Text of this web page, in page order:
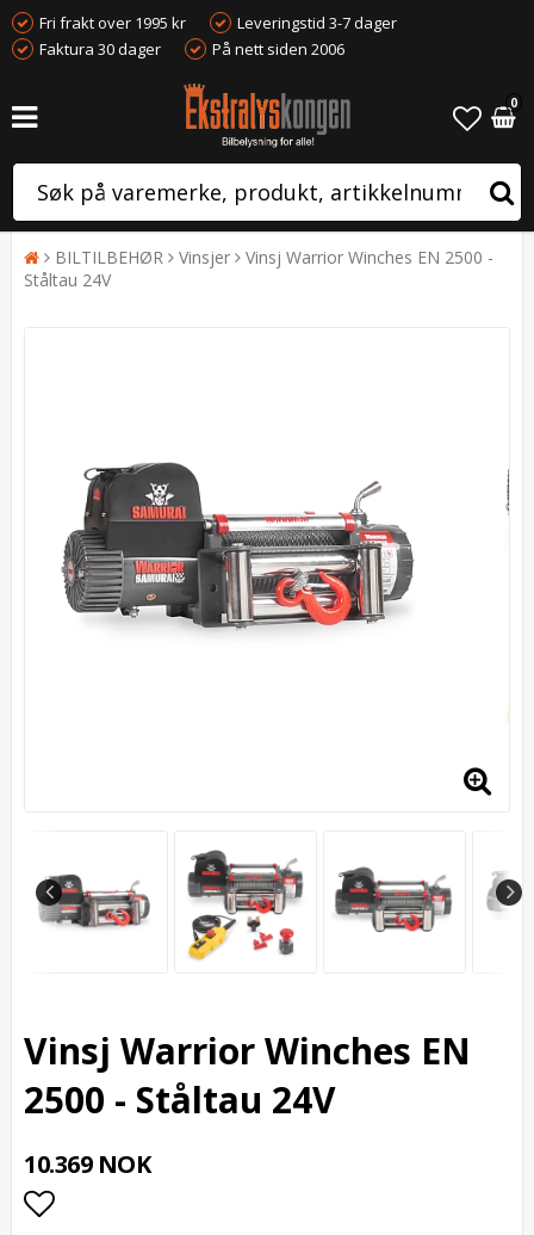
Fri frakt over 1995 kr
Leveringstid 3-7 dager
Faktura 30 dager
På nett siden 2006
0
BILTILBEHØR Vinsjer
Vinsj Warrior Winches EN 2500 -
Ståltau 24V
Vinsj Warrior Winches EN
2500 - Ståltau 24V
10.369 NOK